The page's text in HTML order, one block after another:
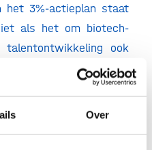
Over
het 3%-actieplan staat
als het om biotech-
ook
visie biotech.
aandacht